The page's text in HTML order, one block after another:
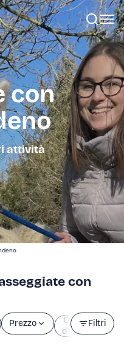
con
attività
con
Filtri
Prezzo
Orario
d’inizio